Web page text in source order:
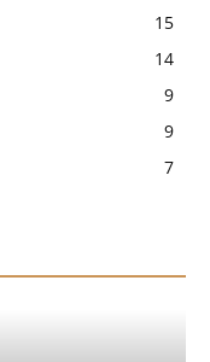
15
14
9
9
7